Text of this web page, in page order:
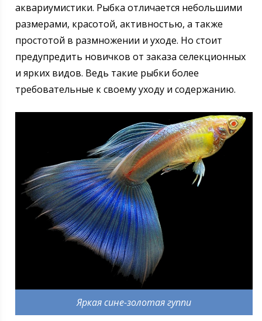
аквариумистики. Рыбка отличается небольшими
размерами, красотой, активностью, а также
простотой в размножении и уходе. Но стоит
предупредить новичков от заказа селекционных
и ярких видов. Ведь такие рыбки более
требовательные к своему уходу и содержанию.
Яркая сине-золотая гуппи